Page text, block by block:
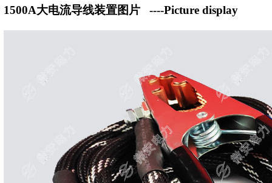
1500A大电流导线装置图片 ----Picture display